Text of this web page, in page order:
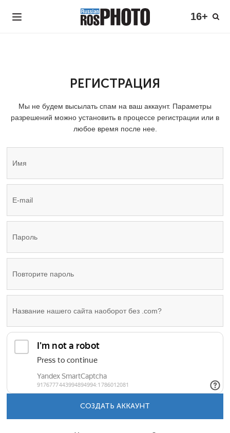
16+
РЕГИСТРАЦИЯ
Мы не будем высылать спам на ваш аккаунт. Параметры
разрешений можно установить в процессе регистрации или в
любое время после нее.
СОЗДАТЬ АККАУНТ